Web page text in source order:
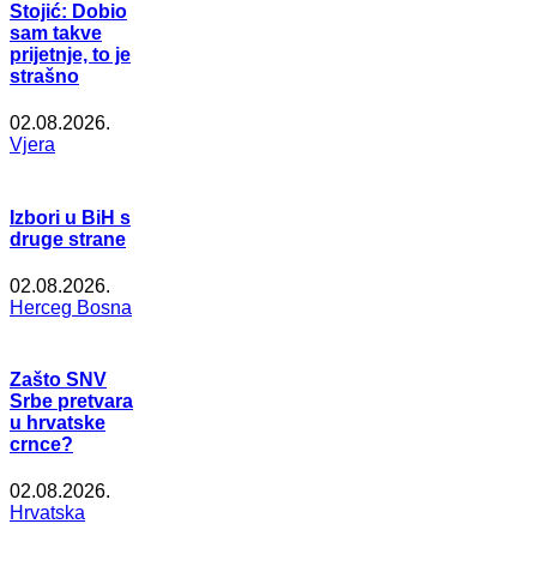
Stojić: Dobio
sam takve
prijetnje, to je
strašno
02.08.2026.
Vjera
Izbori u BiH s
druge strane
02.08.2026.
Herceg Bosna
Zašto SNV
Srbe pretvara
u hrvatske
crnce?
02.08.2026.
Hrvatska